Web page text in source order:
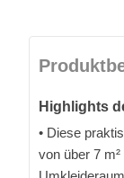
Highlights
• Diese
von über 7